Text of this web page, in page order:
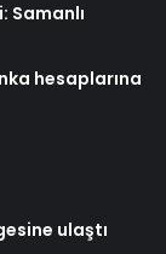
Samanlı
hesaplarına
ulaştı